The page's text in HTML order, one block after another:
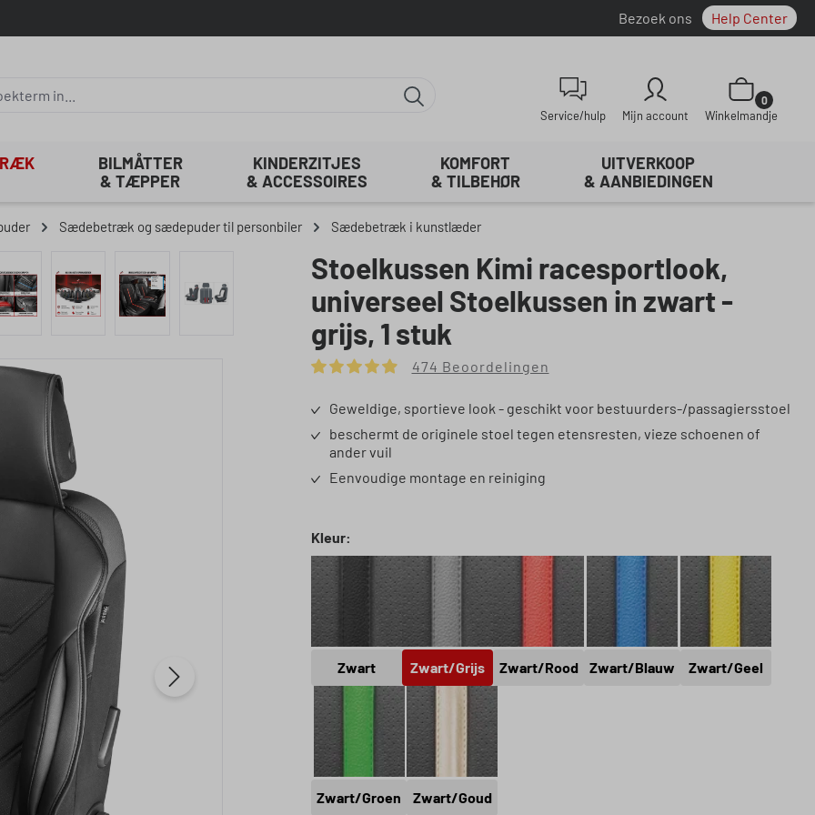
Bezoek ons Help Center
Service/hulp Mijn account
0
Winkelmandje
BILMÅTTER
& TÆPPER
KINDERZITJES
& ACCESSOIRES
KOMFORT
& TILBEHØR
UITVERKOOP
& AANBIEDINGEN
Sædebetræk og sædepuder til personbiler Sædebetræk i kunstlæder
Stoelkussen Kimi racesportlook,
universeel Stoelkussen in zwart -
grijs, 1 stuk
Geweldige, sportieve look - geschikt voor bestuurders-/passagiersstoel
beschermt de originele stoel tegen etensresten, vieze schoenen of
ander vuil
Eenvoudige montage en reiniging
Selecteer
Kleur:
Zwart
Zwart
Zwart/Grijs
Zwart/Grijs
Zwart/Rood
Zwart/Rood
Zwart/Blauw
Zwart/Blauw
Zwart/Geel
Zwart/Geel
Zwart/Groen
Zwart/Groen
Zwart/Goud
Zwart/Goud
474 Beoordelingen